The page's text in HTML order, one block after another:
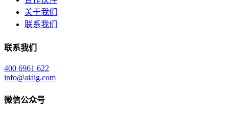
关于我们
联系我们
联系我们
400 6961 622
info@aiaig.com
微信公众号